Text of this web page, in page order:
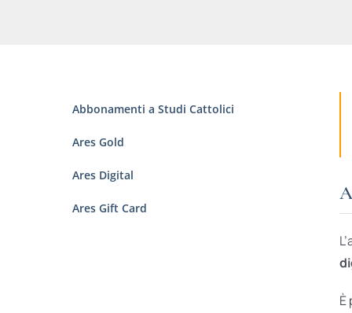
È
Abbonamenti a Studi Cattolici
Ares Gold
Ares Digital
Ares Gift Card